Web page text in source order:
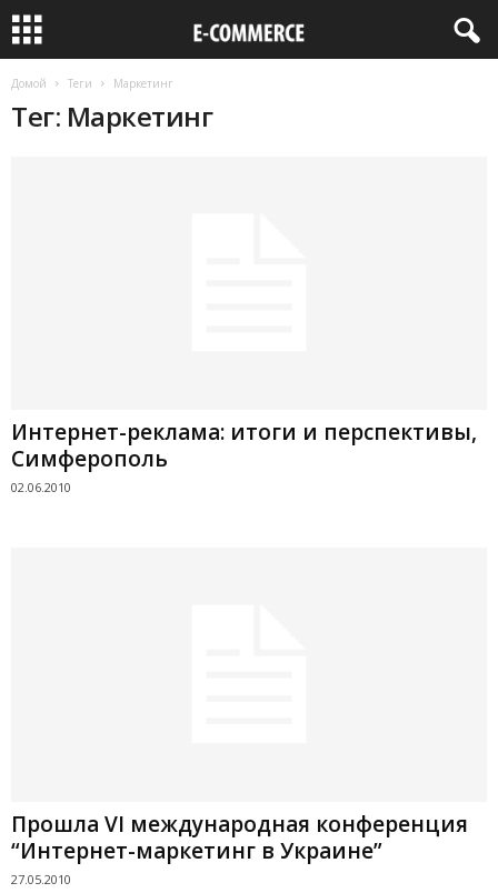
Домой Теги Маркетинг
Тег: Маркетинг
Интернет-реклама: итоги и перспективы,
Симферополь
02.06.2010
Прошла VI международная конференция
“Интернет-маркетинг в Украине”
27.05.2010